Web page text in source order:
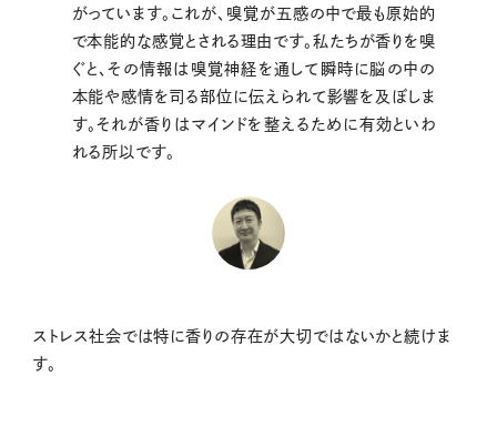
がっています。これが、嗅覚が五感の中で最も原始的
で本能的な感覚とされる理由です。私たちが香りを嗅
ぐと、その情報は嗅覚神経を通して瞬時に脳の中の
本能や感情を司る部位に伝えられて影響を及ぼしま
す。それが香りはマインドを整えるために有効といわ
れる所以です。
ストレス社会では特に香りの存在が大切ではないかと続けま
す。